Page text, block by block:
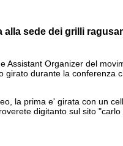
alla sede dei grilli
Assistant Organizer del
girato durante la
la prima e' girata con un
digitanto sul sito